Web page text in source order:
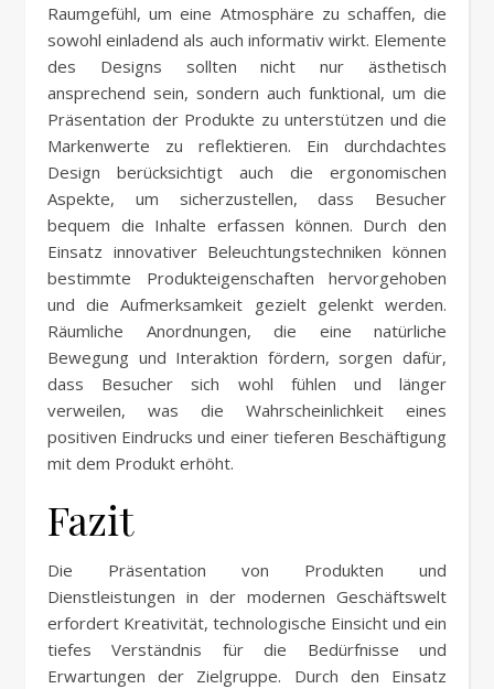
Raumgefühl, um eine Atmosphäre zu schaffen, die
sowohl einladend als auch informativ wirkt. Elemente
des Designs sollten nicht nur ästhetisch
ansprechend sein, sondern auch funktional, um die
Präsentation der Produkte zu unterstützen und die
Markenwerte zu reflektieren. Ein durchdachtes
Design berücksichtigt auch die ergonomischen
Aspekte, um sicherzustellen, dass Besucher
bequem die Inhalte erfassen können. Durch den
Einsatz innovativer Beleuchtungstechniken können
bestimmte Produkteigenschaften hervorgehoben
und die Aufmerksamkeit gezielt gelenkt werden.
Räumliche Anordnungen, die eine natürliche
Bewegung und Interaktion fördern, sorgen dafür,
dass Besucher sich wohl fühlen und länger
verweilen, was die Wahrscheinlichkeit eines
positiven Eindrucks und einer tieferen Beschäftigung
mit dem Produkt erhöht.
Fazit
Die Präsentation von Produkten und
Dienstleistungen in der modernen Geschäftswelt
erfordert Kreativität, technologische Einsicht und ein
tiefes Verständnis für die Bedürfnisse und
Erwartungen der Zielgruppe. Durch den Einsatz